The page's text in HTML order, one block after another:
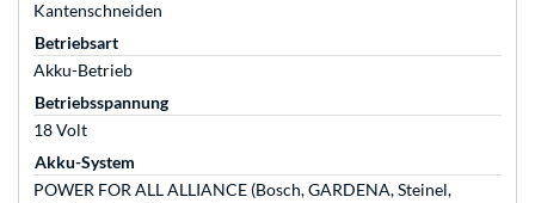
Kantenschneiden
Betriebsart
Akku-Betrieb
Betriebsspannung
18 Volt
Akku-System
POWER FOR ALL ALLIANCE (Bosch, GARDENA, Steinel,